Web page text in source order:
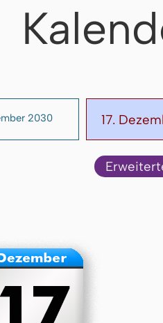
2030 17.